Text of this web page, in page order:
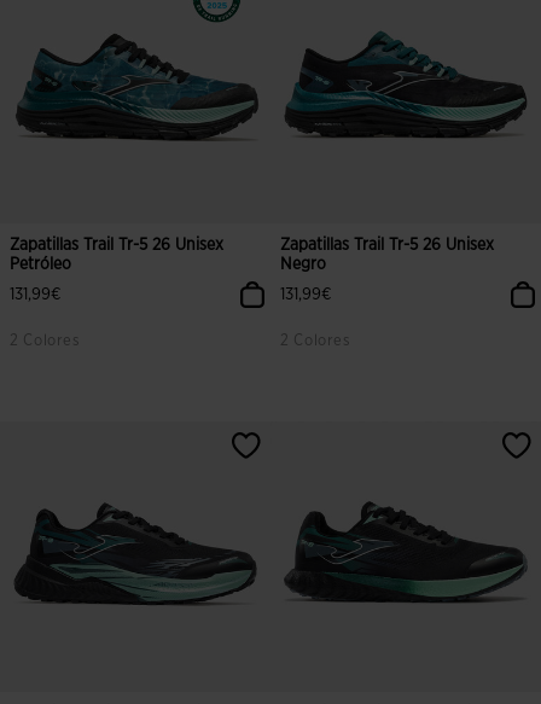
Zapatillas Trail Tr-5 26 Unisex
Petróleo
131,99€
2 Colores
4 sobre 5 de valoración de clientes
Zapatillas Trail Tr-5 26 Unisex
Negro
131,99€
2 Colores
5 sobre 5 de valoración de clientes